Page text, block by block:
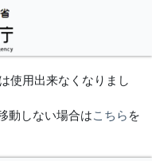
使用出来なくなりまし
動しない場合はこちら を